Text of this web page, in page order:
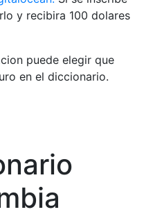
y recibira 100 dolares
puede elegir que
en el diccionario.